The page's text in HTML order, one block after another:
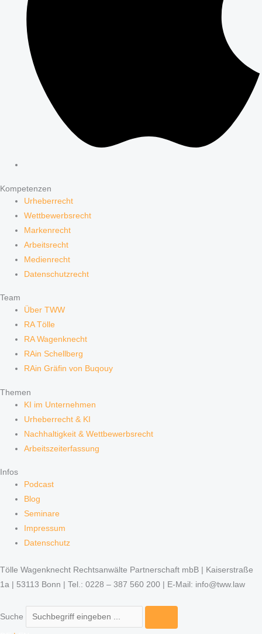
Kompetenzen
Urheberrecht
Wettbewerbsrecht
Markenrecht
Arbeitsrecht
Medienrecht
Datenschutzrecht
Team
Über TWW
RA Tölle
RA Wagenknecht
RAin Schellberg
RAin Gräfin von Buqouy
Themen
KI im Unternehmen
Urheberrecht & KI
Nachhaltigkeit & Wettbewerbsrecht
Arbeitszeiterfassung
Infos
Podcast
Blog
Seminare
Impressum
Datenschutz
Tölle Wagenknecht Rechtsanwälte Partnerschaft mbB | Kaiserstraße
1a | 53113 Bonn | Tel.: 0228 – 387 560 200 | E-Mail: info@tww.law
Suche